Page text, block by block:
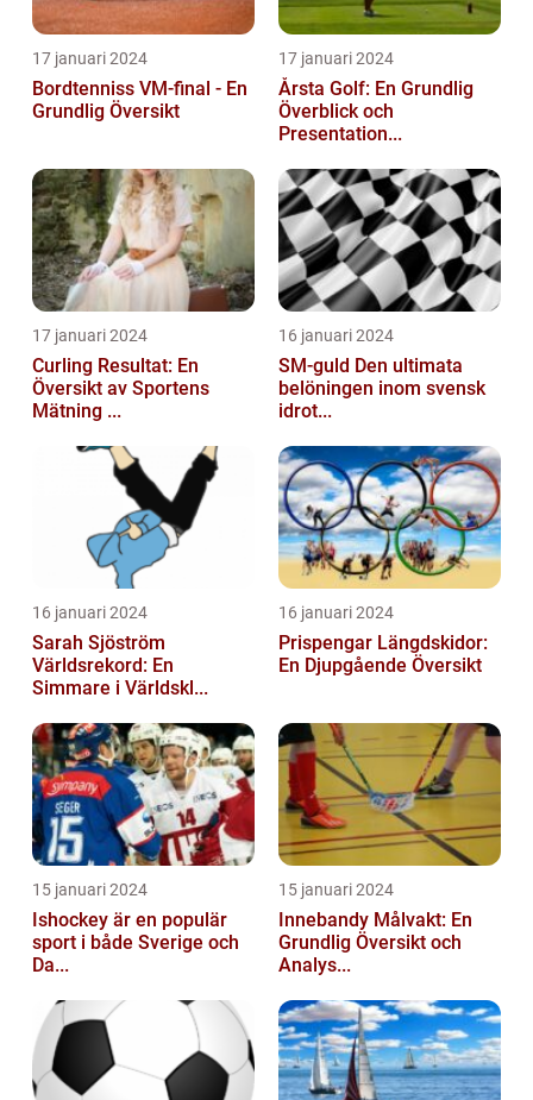
17 januari 2024
Bordtenniss VM-final - En
Grundlig Översikt
17 januari 2024
Årsta Golf: En Grundlig
Överblick och
Presentation...
17 januari 2024
Curling Resultat: En
Översikt av Sportens
Mätning ...
16 januari 2024
SM-guld Den ultimata
belöningen inom svensk
idrot...
16 januari 2024
Sarah Sjöström
Världsrekord: En
Simmare i Världskl...
16 januari 2024
Prispengar Längdskidor:
En Djupgående Översikt
15 januari 2024
Ishockey är en populär
sport i både Sverige och
Da...
15 januari 2024
Innebandy Målvakt: En
Grundlig Översikt och
Analys...